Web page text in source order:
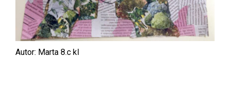
Autor: Marta 8.c kl